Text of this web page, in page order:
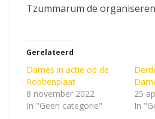
Tzummarum de
Gerelateerd
Dames in actie op de
Robbenplaat
8 november 2022
In "Geen categorie"
25
In